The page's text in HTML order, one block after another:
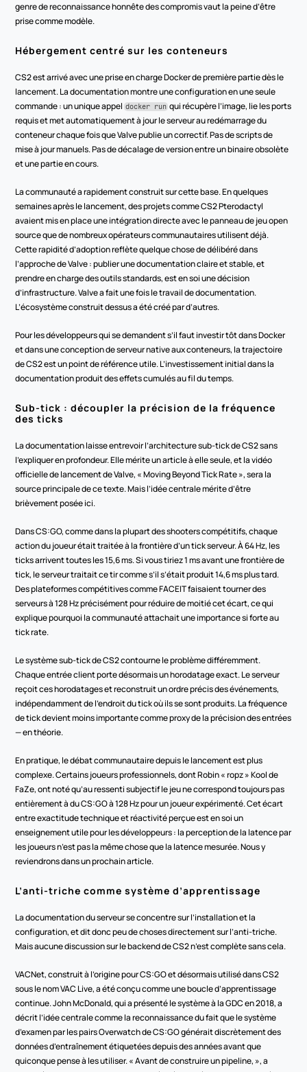
genre de reconnaissance honnête des compromis vaut la peine d’être
prise comme modèle.
Hébergement centré sur les conteneurs
CS2 est arrivé avec une prise en charge Docker de première partie dès le
lancement. La documentation montre une configuration en une seule
commande : un unique appel docker run qui récupère l’image, lie les ports
requis et met automatiquement à jour le serveur au redémarrage du
conteneur chaque fois que Valve publie un correctif. Pas de scripts de
mise à jour manuels. Pas de décalage de version entre un binaire obsolète
et une partie en cours.
La communauté a rapidement construit sur cette base. En quelques
semaines après le lancement, des projets comme CS2 Pterodactyl
avaient mis en place une intégration directe avec le panneau de jeu open
source que de nombreux opérateurs communautaires utilisent déjà.
Cette rapidité d’adoption reflète quelque chose de délibéré dans
l’approche de Valve : publier une documentation claire et stable, et
prendre en charge des outils standards, est en soi une décision
d’infrastructure. Valve a fait une fois le travail de documentation.
L’écosystème construit dessus a été créé par d’autres.
Pour les développeurs qui se demandent s’il faut investir tôt dans Docker
et dans une conception de serveur native aux conteneurs, la trajectoire
de CS2 est un point de référence utile. L’investissement initial dans la
documentation produit des effets cumulés au fil du temps.
Sub-tick : découpler la précision de la fréquence
des ticks
La documentation laisse entrevoir l’architecture sub-tick de CS2 sans
l’expliquer en profondeur. Elle mérite un article à elle seule, et la vidéo
officielle de lancement de Valve, « Moving Beyond Tick Rate », sera la
source principale de ce texte. Mais l’idée centrale mérite d’être
brièvement posée ici.
Dans CS:GO, comme dans la plupart des shooters compétitifs, chaque
action du joueur était traitée à la frontière d’un tick serveur. À 64 Hz, les
ticks arrivent toutes les 15,6 ms. Si vous tiriez 1 ms avant une frontière de
tick, le serveur traitait ce tir comme s’il s’était produit 14,6 ms plus tard.
Des plateformes compétitives comme FACEIT faisaient tourner des
serveurs à 128 Hz précisément pour réduire de moitié cet écart, ce qui
explique pourquoi la communauté attachait une importance si forte au
tick rate.
Le système sub-tick de CS2 contourne le problème différemment.
Chaque entrée client porte désormais un horodatage exact. Le serveur
reçoit ces horodatages et reconstruit un ordre précis des événements,
indépendamment de l’endroit du tick où ils se sont produits. La fréquence
de tick devient moins importante comme proxy de la précision des entrées
— en théorie.
En pratique, le débat communautaire depuis le lancement est plus
complexe. Certains joueurs professionnels, dont Robin « ropz » Kool de
FaZe, ont noté qu’au ressenti subjectif le jeu ne correspond toujours pas
entièrement à du CS:GO à 128 Hz pour un joueur expérimenté. Cet écart
entre exactitude technique et réactivité perçue est en soi un
enseignement utile pour les développeurs : la perception de la latence par
les joueurs n’est pas la même chose que la latence mesurée. Nous y
reviendrons dans un prochain article.
L’anti-triche comme système d’apprentissage
La documentation du serveur se concentre sur l’installation et la
configuration, et dit donc peu de choses directement sur l’anti-triche.
Mais aucune discussion sur le backend de CS2 n’est complète sans cela.
VACNet, construit à l’origine pour CS:GO et désormais utilisé dans CS2
sous le nom VAC Live, a été conçu comme une boucle d’apprentissage
continue. John McDonald, qui a présenté le système à la GDC en 2018, a
décrit l’idée centrale comme la reconnaissance du fait que le système
d’examen par les pairs Overwatch de CS:GO générait discrètement des
données d’entraînement étiquetées depuis des années avant que
quiconque pense à les utiliser. « Avant de construire un pipeline, », a